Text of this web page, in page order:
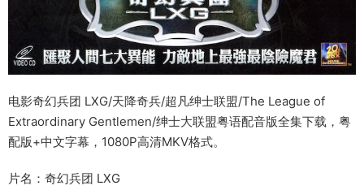
电影奇幻兵团 LXG/天降奇兵/超凡绅士联盟/The League of
Extraordinary Gentlemen/绅士大联盟粤语配音版全集下载，粤
配版+中文字幕，1080P高清MKV格式。
片名：奇幻兵团 LXG